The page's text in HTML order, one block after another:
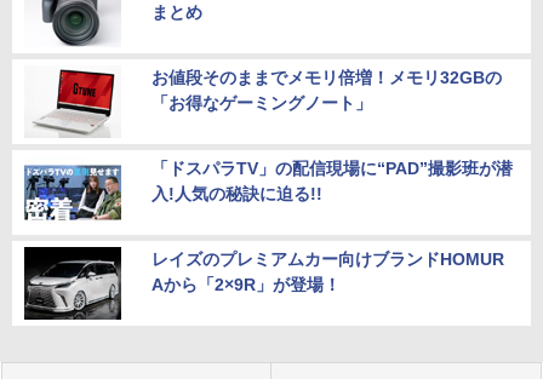
まとめ
お値段そのままでメモリ倍増！メモリ32GBの
「お得なゲーミングノート」
「ドスパラTV」の配信現場に“PAD”撮影班が潜
入!人気の秘訣に迫る!!
レイズのプレミアムカー向けブランドHOMUR
Aから「2×9R」が登場！